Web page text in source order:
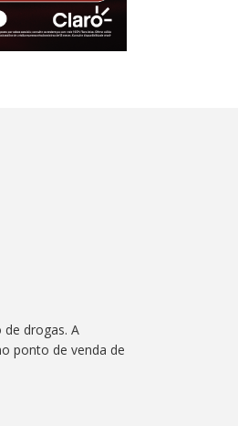
drogas. A
ponto de venda de